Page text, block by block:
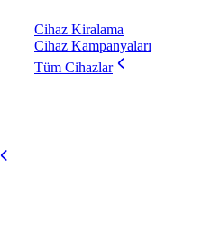
Cihaz Kiralama
Cihaz Kampanyaları
Tüm Cihazlar